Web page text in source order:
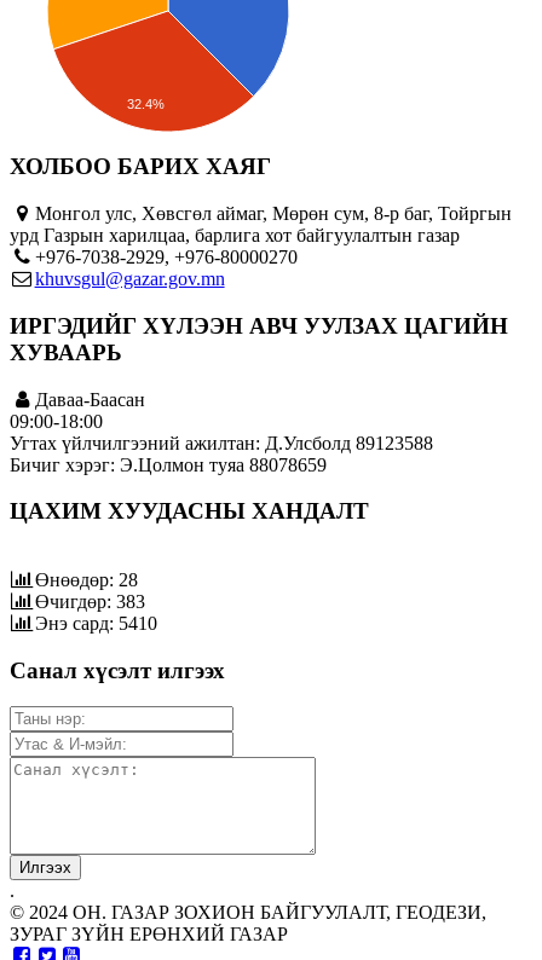
32.4%
ХОЛБОО БАРИХ ХАЯГ
Монгол улс, Хөвсгөл аймаг, Мөрөн сум, 8-р баг, Тойргын
урд Газрын харилцаа, барлига хот байгуулалтын газар
+976-7038-2929, +976-80000270
khuvsgul@gazar.gov.mn
ИРГЭДИЙГ ХҮЛЭЭН АВЧ УУЛЗАХ ЦАГИЙН
ХУВААРЬ
Даваа-Баасан
09:00-18:00
Угтах үйлчилгээний ажилтан: Д.Улсболд 89123588
Бичиг хэрэг: Э.Цолмон туяа 88078659
ЦАХИМ ХУУДАСНЫ ХАНДАЛТ
Өнөөдөр: 28
Өчигдөр: 383
Энэ сард: 5410
Санал хүсэлт илгээх
.
© 2024 ОН. ГАЗАР ЗОХИОН БАЙГУУЛАЛТ, ГЕОДЕЗИ,
ЗУРАГ ЗҮЙН ЕРӨНХИЙ ГАЗАР